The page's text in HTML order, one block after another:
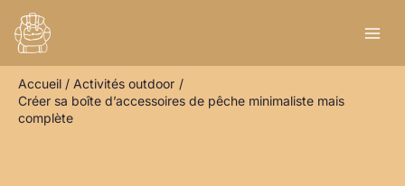
contenu
Accueil
Activités outdoor
Créer sa boîte d’accessoires de pêche minimaliste mais
complète
e
h
e